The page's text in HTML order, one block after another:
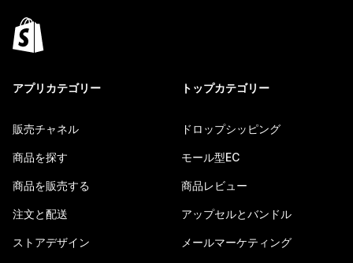
アプリカテゴリー
販売チャネル
商品を探す
商品を販売する
注文と配送
ストアデザイン
トップカテゴリー
ドロップシッピング
モール型EC
商品レビュー
アップセルとバンドル
メールマーケティング